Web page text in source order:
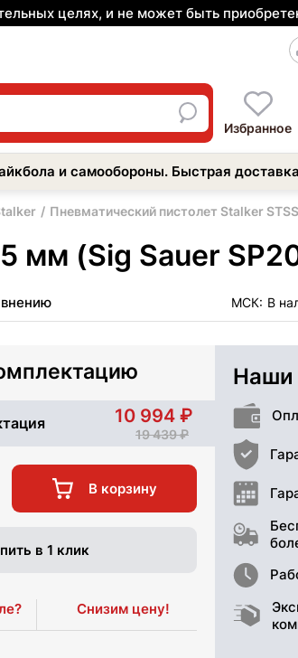
целях, и не может быть
Избранное
и самообороны. Быстрая
Пневматический пистолет Stalker
мм (Sig Sauer
МСК: В
10 994
19 439
В корзину
в 1 клик
Снизим цену!
Наши